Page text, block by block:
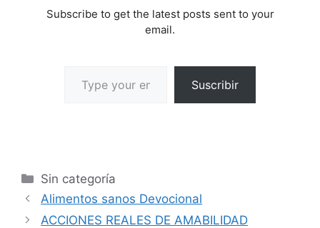
Subscribe to get the latest posts sent to your
email.
Suscribir
Sin categoría
Alimentos sanos Devocional
ACCIONES REALES DE AMABILIDAD